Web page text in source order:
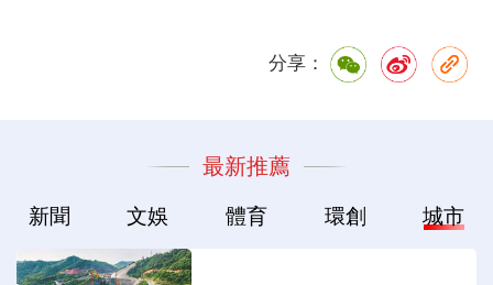
分享：
最新推薦
新聞 文娛 體育 環創 城市